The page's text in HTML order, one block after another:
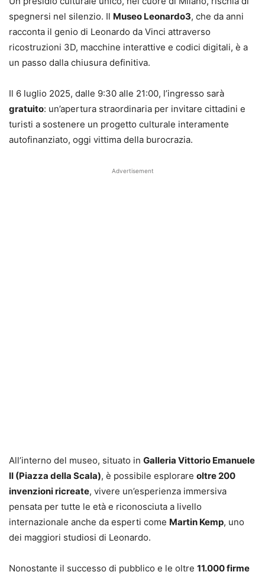
spegnersi nel silenzio. Il Museo Leonardo3, che da anni
racconta il genio di Leonardo da Vinci attraverso
ricostruzioni 3D, macchine interattive e codici digitali, è a
un passo dalla chiusura definitiva.
Il 6 luglio 2025, dalle 9:30 alle 21:00, l’ingresso sarà
gratuito: un’apertura straordinaria per invitare cittadini e
turisti a sostenere un progetto culturale interamente
autofinanziato, oggi vittima della burocrazia.
Advertisement
All’interno del museo, situato in Galleria Vittorio Emanuele
II (Piazza della Scala), è possibile esplorare oltre 200
invenzioni ricreate, vivere un’esperienza immersiva
pensata per tutte le età e riconosciuta a livello
internazionale anche da esperti come Martin Kemp, uno
dei maggiori studiosi di Leonardo.
Nonostante il successo di pubblico e le oltre 11.000 firme